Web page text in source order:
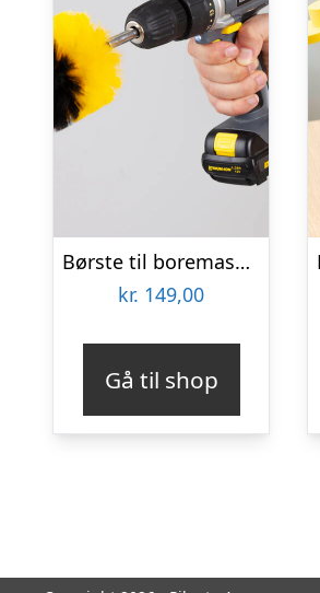
Børste til boremaskine 3-pak – Wibbri
kr. 149,00
Gå til shop